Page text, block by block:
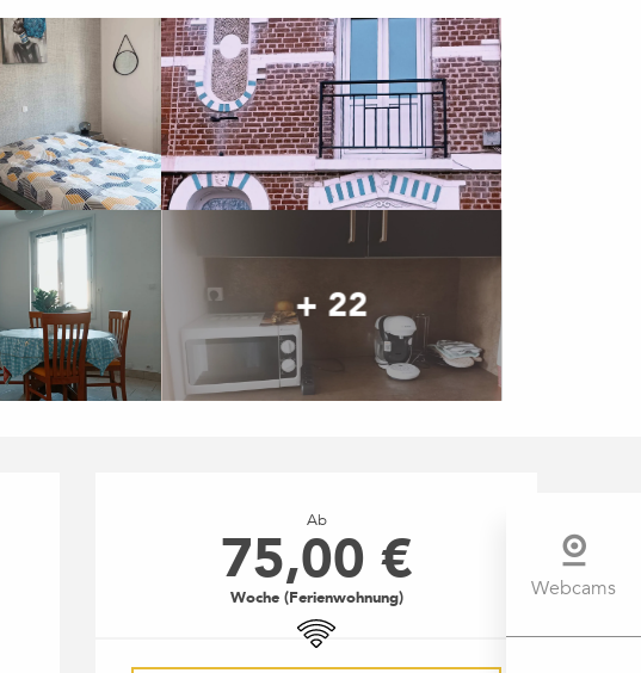
Webcams
+ 22
Ab
75,00 €
Woche (Ferienwohnung)
Wi-Fi